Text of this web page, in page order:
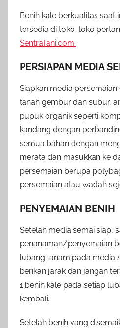
Benih kale berkualitas saat
tersedia di toko-toko
SentraTani.com.
PERSIAPAN MEDIA
Siapkan media
tanah gembur dan subur,
pupuk organik seperti
kandang dengan
semua bahan dengan
merata dan masukkan ke
persemaian berupa
persemaian atau wadah
PENYEMAIAN BENIH
Setelah media semai siap,
penanaman/penyemaian
lubang tanam pada media
berikan jarak dan jangan
1 benih kale pada setiap
kembali.
Setelah benih yang